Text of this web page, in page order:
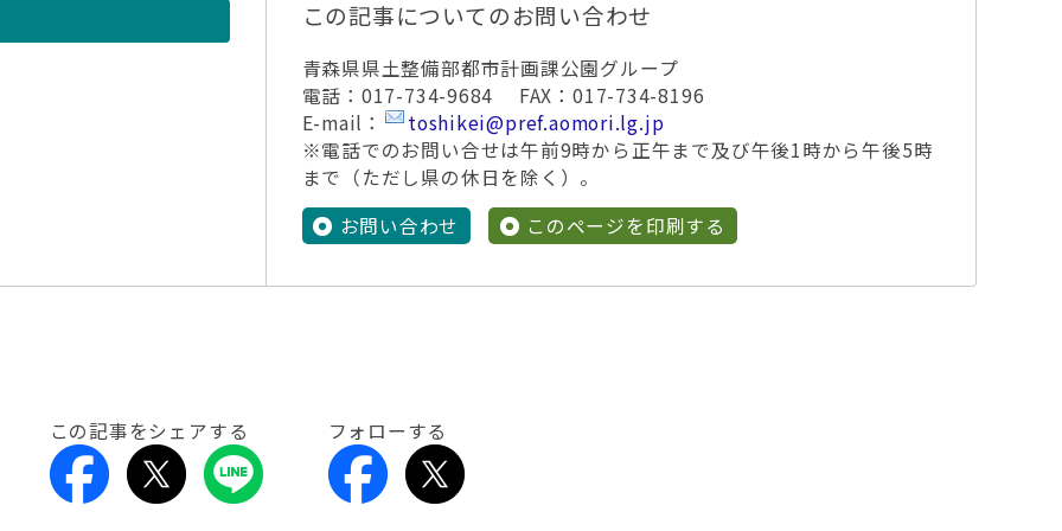
この記事についてのお問い合わせ
青森県県土整備部都市計画課公園グループ
電話：017-734-9684 FAX：017-734-8196
E-mail：
toshikei@pref.aomori.lg.jp
※電話でのお問い合せは午前9時から正午まで及び午後1時から午後5時
まで（ただし県の休日を除く）。
お問い合わせ
このページを印刷する
この記事をシェアする フォローする